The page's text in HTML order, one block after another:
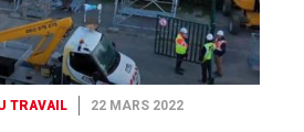
TRAVAIL 22 MARS 2022